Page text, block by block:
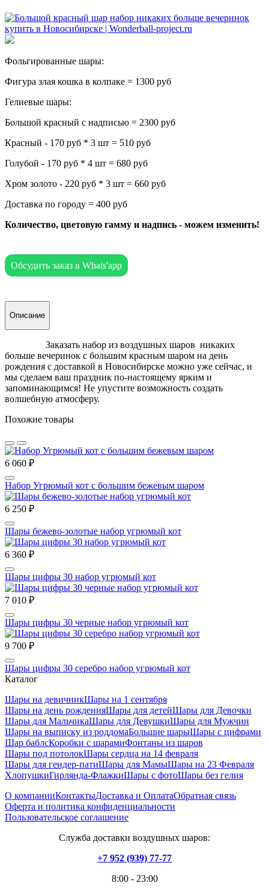
Фольгированные шары:
Фигура злая кошка в колпаке = 1300 руб
Гелиевые шары:
Большой красный с надписью = 2300 руб
Красный - 170 руб * 3 шт = 510 руб
Голубой - 170 руб * 4 шт = 680 руб
Хром золото - 220 руб * 3 шт = 660 руб
Доставка по городу = 400 руб
Количество, цветовую гамму и надпись - можем изменить!
Обсудить заказ в Whats'app
Описание
Заказать набор из воздушных шаров никаких
больше вечеринок с большим красным шаром на день
рождения с доставкой в Новосибирске можно уже сейчас, и
мы сделаем ваш праздник по-настоящему ярким и
запоминающимся! Не упустите возможность создать
волшебную атмосферу.
Похожие товары
6 060 ₽
Набор Угрюмый кот с большим бежевым шаром
6 250 ₽
Шары бежево-золотые набор угрюмый кот
6 360 ₽
Шары цифры 30 набор угрюмый кот
7 010 ₽
Шары цифры 30 черные набор угрюмый кот
9 700 ₽
Шары цифры 30 серебро набор угрюмый кот
Каталог
Шары на девичникШары на 1 сентября
Шары на день рожденияШары для детейШары для Девочки
Шары для МальчикаШары для ДевушкиШары для Мужчин
Шары на выписку из роддомаБольшие шарыШары с цифрами
Шар баблсКоробки с шарамиФонтаны из шаров
Шары под потолокШары сердца на 14 февраля
Шары для гендер-патиШары для МамыШары на 23 Февраля
ХлопушкиГирлянда-ФлажкиШары с фотоШары без гелия
О компанииКонтактыДоставка и ОплатаОбратная связь
Оферта и политика конфиденциальности
Пользовательское соглашение
Служба доставки воздушных шаров:
+7 952 (939) 77-77
8:00 - 23:00